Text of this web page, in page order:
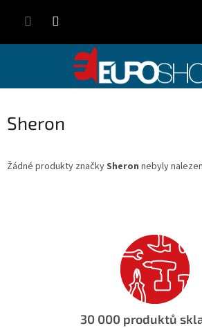
Sheron
Žádné produkty značkySheron nebyly
30 000 produktů